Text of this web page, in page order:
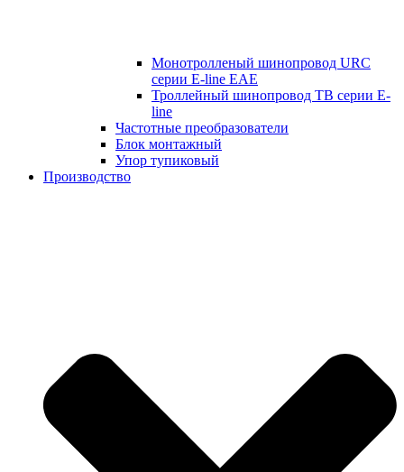
Монотролленый шинопровод URC
серии E-line EAE
Троллейный шинопровод ТВ серии E-
line
Частотные преобразователи
Блок монтажный
Упор тупиковый
Производство